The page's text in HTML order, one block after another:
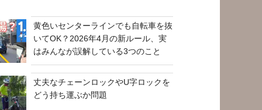
黄色いセンターラインでも自転車を抜
いてOK？2026年4月の新ルール、実
はみんなが誤解している3つのこと
丈夫なチェーンロックやU字ロックを
どう持ち運ぶか問題